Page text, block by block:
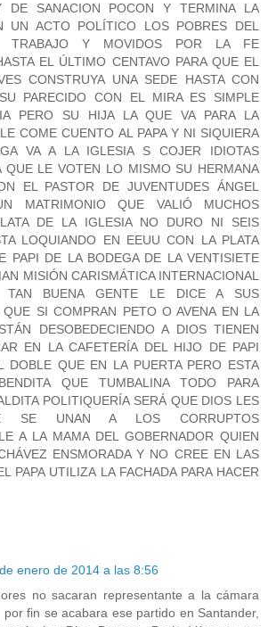
DE SANACION POCON Y TERMINA LA
UN ACTO POLÍTICO LOS POBRES DEL
TRABAJO Y MOVIDOS POR LA FE
EL ÚLTIMO CENTAVO PARA QUE EL
CONSTRUYA UNA SEDE HASTA CON
PARECIDO CON EL MIRA ES SIMPLE
PERO SU HIJA LA QUE VA PARA LA
COME CUENTO AL PAPA Y NI SIQUIERA
VA A LA IGLESIA S COJER IDIOTAS
QUE LE VOTEN LO MISMO SU HERMANA
EL PASTOR DE JUVENTUDES ÁNGEL
MATRIMONIO QUE VALIÓ MUCHOS
DE LA IGLESIA NO DURO NI SEIS
LOQUIANDO EN EEUU CON LA PLATA
PAPI DE LA BODEGA DE LA VENTISIETE
MISIÓN CARISMÁTICA INTERNACIONAL
TAN BUENA GENTE LE DICE A SUS
QUE SI COMPRAN PETO O AVENA EN LA
DESOBEDECIENDO A DIOS TIENEN
EN LA CAFETERÍA DEL HIJO DE PAPI
DOBLE QUE EN LA PUERTA PERO ESTA
QUE TUMBALINA TODO PARA
POLITIQUERÍA SERÁ QUE DIOS LES
SE UNAN A LOS CORRUPTOS
A LA MAMA DEL GOBERNADOR QUIEN
ENSMORADA Y NO CREE EN LAS
PAPA UTILIZA LA FACHADA PARA HACER
enero de 2014 a las 8:56
no sacaran representante a la cámara
por fin se acabara ese partido en Santander,